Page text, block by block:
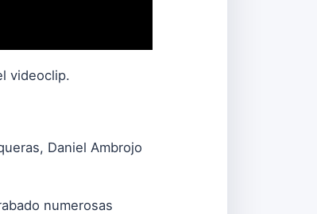
videoclip.
Daniel Ambrojo
numerosas